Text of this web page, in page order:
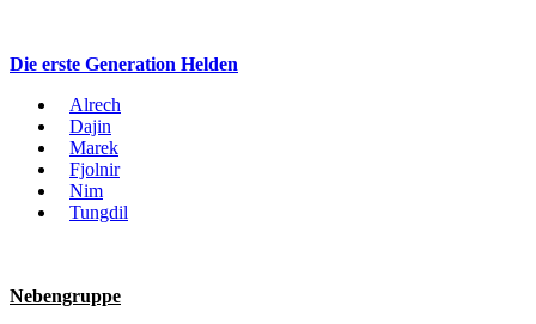
Die erste Generation Helden
Alrech
Dajin
Marek
Fjolnir
Nim
Tungdil
Nebengruppe